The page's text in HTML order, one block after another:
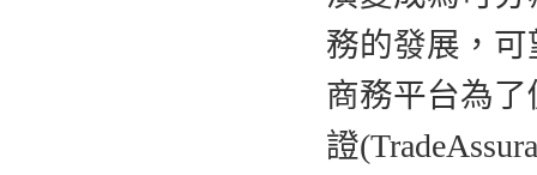
務的發展，
商務平台為
證